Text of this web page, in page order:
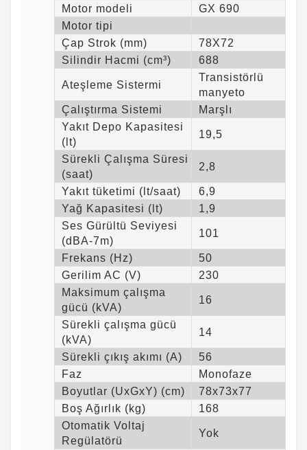
Motor modeli
GX 690
Motor tipi
Çap Strok (mm)
78X72
Silindir Hacmi (cm³)
688
Ateşleme Sistermi
Transistörlü
manyeto
Çalıştırma Sistemi
Marşlı
Yakıt Depo Kapasitesi
(lt)
19,5
Sürekli Çalışma Süresi
(saat)
2,8
Yakıt tüketimi (lt/saat)
6,9
Yağ Kapasitesi (lt)
1,9
Ses Gürültü Seviyesi
(dBA-7m)
101
Frekans (Hz)
50
Gerilim AC (V)
230
Maksimum çalışma
gücü (kVA)
16
Sürekli çalışma gücü
(kVA)
14
Sürekli çıkış akımı (A)
56
Faz
Monofaze
Boyutlar (UxGxY) (cm)
78x73x77
Boş Ağırlık (kg)
168
Otomatik Voltaj
Regülatörü
Yok